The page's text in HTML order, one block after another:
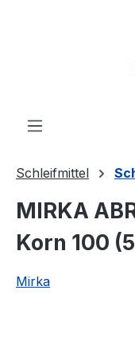
Schleifmittel
MIRKA
Korn 100
Mirka